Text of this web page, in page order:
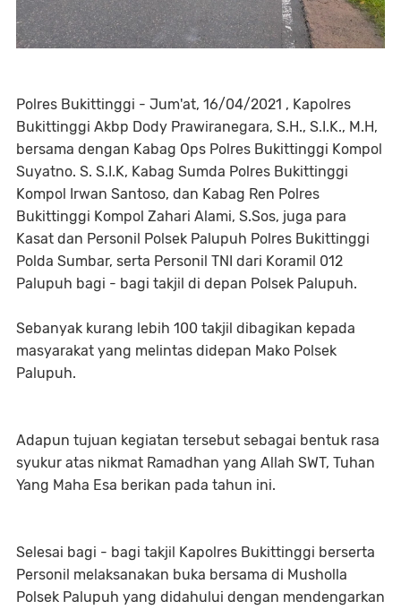
Polres Bukittinggi - Jum'at, 16/04/2021 , Kapolres
Bukittinggi Akbp Dody Prawiranegara, S.H., S.I.K., M.H,
bersama dengan Kabag Ops Polres Bukittinggi Kompol
Suyatno. S. S.I.K, Kabag Sumda Polres Bukittinggi
Kompol Irwan Santoso, dan Kabag Ren Polres
Bukittinggi Kompol Zahari Alami, S.Sos, juga para
Kasat dan Personil Polsek Palupuh Polres Bukittinggi
Polda Sumbar, serta Personil TNI dari Koramil 012
Palupuh bagi - bagi takjil di depan Polsek Palupuh.
Sebanyak kurang lebih 100 takjil dibagikan kepada
masyarakat yang melintas didepan Mako Polsek
Palupuh.
Adapun tujuan kegiatan tersebut sebagai bentuk rasa
syukur atas nikmat Ramadhan yang Allah SWT, Tuhan
Yang Maha Esa berikan pada tahun ini.
Selesai bagi - bagi takjil Kapolres Bukittinggi berserta
Personil melaksanakan buka bersama di Musholla
Polsek Palupuh yang didahului dengan mendengarkan